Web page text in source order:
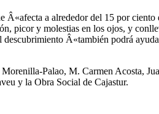
Â«afecta a alrededor del 15 por ciento
picor y molestias en los ojos, y
Â«también podrá
Palao, M. Carmen Acosta,
y la Obra Social de Cajastur.